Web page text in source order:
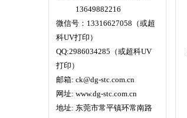
13649882216
微信号：13316627058（或超
科UV打印）
QQ:2986034285（或超科UV
打印）
邮箱: ck@dg-stc.com.cn
网址: www.dg-stc.com.cn
地址: 东莞市常平镇环常南路